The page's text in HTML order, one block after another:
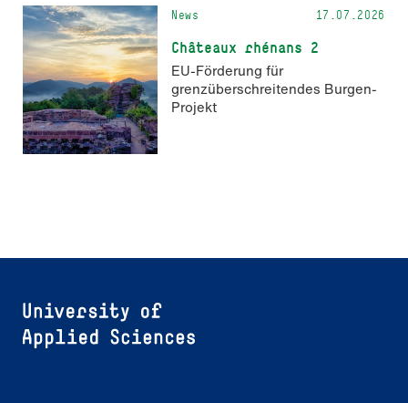
News 17.07.2026
Châteaux rhénans 2
EU-Förderung für
grenzüberschreitendes Burgen-
Projekt